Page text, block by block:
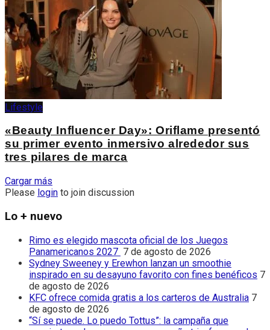
Lifestyle
«Beauty Influencer Day»: Oriflame presentó
su primer evento inmersivo alrededor sus
tres pilares de marca
Cargar más
Please login to join discussion
Lo + nuevo
Rimo es elegido mascota oficial de los Juegos
Panamericanos 2027 7 de agosto de 2026
Sydney Sweeney y Erewhon lanzan un smoothie
inspirado en su desayuno favorito con fines benéficos 7
de agosto de 2026
KFC ofrece comida gratis a los carteros de Australia 7
de agosto de 2026
“Sí se puede. Lo puedo Tottus”: la campaña que